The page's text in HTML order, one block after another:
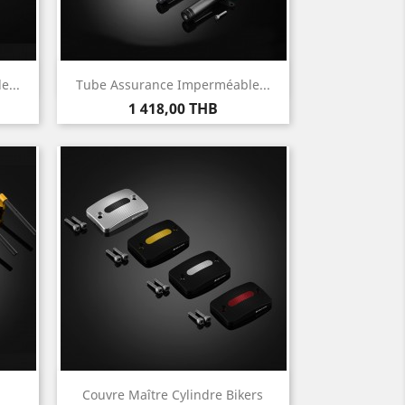
Tube Assurance Imperméable...
Prix
1 418,00 THB
Aperçu rapide
Couvre Maître Cylindre Bikers
Aperçu rapide